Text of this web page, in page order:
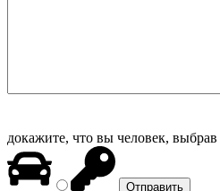
докажите, что вы человек, выбрав